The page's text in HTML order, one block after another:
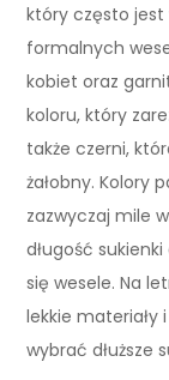
który często jest
formalnych
kobiet oraz
koloru, który
także czerni,
żałobny. Kolory
zazwyczaj mile
długość
się wesele. Na
lekkie materiały
wybrać dłuższe